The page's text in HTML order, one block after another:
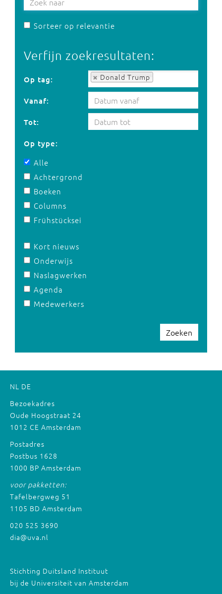
Sorteer op relevantie
Verfijn zoekresultaten:
Op tag: Donald Trump
Op tag:
Vanaf:
Tot:
Op type:
Alle
Achtergrond
Boeken
Columns
Frühstücksei
Kort nieuws
Onderwijs
Naslagwerken
Agenda
Medewerkers
Zoeken
NL DE
Bezoekadres
Oude Hoogstraat 24
1012 CE Amsterdam
Postadres
Postbus 1628
1000 BP Amsterdam
voor pakketten:
Tafelbergweg 51
1105 BD Amsterdam
020 525 3690
dia@uva.nl
Stichting Duitsland Instituut
bij de Universiteit van Amsterdam